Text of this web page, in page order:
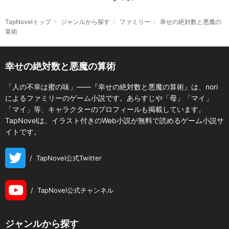
TapNovelトップ ジャンルから探す ファミリー
幸せの絶対数と悪魔の
算術
幸せの絶対数と悪魔の算術
「人の不幸は蜜の味」――『幸せの絶対数と悪魔の算術』は、nori
によるファミリーのゲーム小説です。あらすじや「母」「マイ」
「マイ」等、キャラクターのプロフィールも掲載しています。
TapNovelは、イラスト付きのWeb小説が無料で読めるゲーム小説サ
イトです。
/ TapNovel公式Twitter
/ TapNovel公式チャンネル
ジャンルから探す